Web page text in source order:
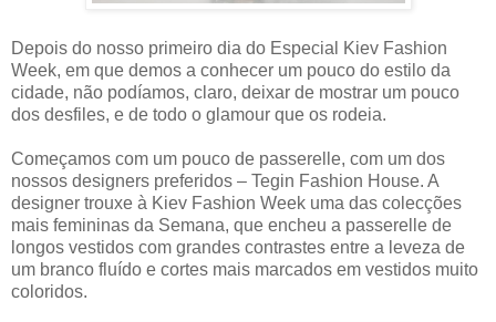
Depois do nosso primeiro dia do Especial Kiev Fashion
Week, em que demos a conhecer um pouco do estilo da
cidade, não podíamos, claro, deixar de mostrar um pouco
dos desfiles, e de todo o glamour que os rodeia.
Começamos com um pouco de passerelle, com um dos
nossos designers preferidos – Tegin Fashion House. A
designer trouxe à Kiev Fashion Week uma das colecções
mais femininas da Semana, que encheu a passerelle de
longos vestidos com grandes contrastes entre a leveza de
um branco fluído e cortes mais marcados em vestidos muito
coloridos.